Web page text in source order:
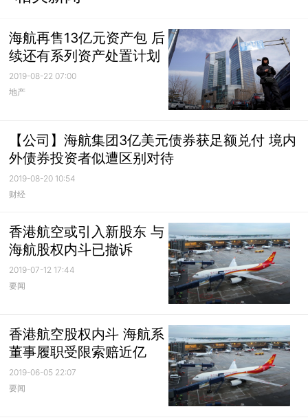
海航再售13亿元资产包 后
续还有系列资产处置计划
2019-08-22 07:00
地产
【公司】海航集团3亿美元债券获足额兑付 境内
外债券投资者似遭区别对待
2019-08-20 10:54
财经
香港航空或引入新股东 与
海航股权内斗已撤诉
2019-07-12 17:44
要闻
香港航空股权内斗 海航系
董事履职受限索赔近亿
2019-06-05 22:07
要闻